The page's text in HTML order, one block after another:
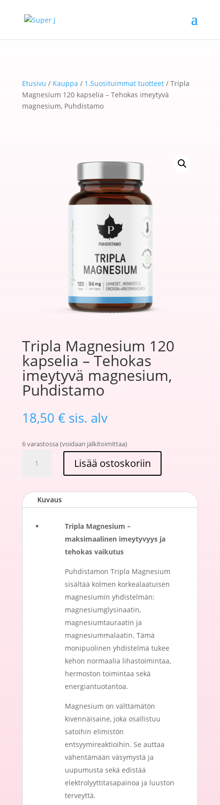
Etusivu / Kauppa / 1.Suosituimmat tuotteet/ Tripla
Magnesium 120 kapselia – Tehokas imeytyvä
magnesium, Puhdistamo
Tripla Magnesium 120
kapselia – Tehokas
imeytyvä magnesium,
Puhdistamo
18,50 € sis. alv
6 varastossa (voidaan jälkitoimittaa)
Magnesium
–
imeytyvä
Lisää ostoskoriin
Kuvaus
Tripla Magnesium –
maksimaalinen imeytyvyys ja
tehokas vaikutus
Puhdistamon Tripla Magnesium
sisältää kolmen korkealaatuisen
magnesiumin yhdistelmän:
magnesiumglysinaatin,
magnesiumtauraatin ja
magnesiummalaatin. Tämä
monipuolinen yhdistelmä tukee
kehon normaalia lihastoimintaa,
hermoston toimintaa sekä
energiantuotantoa.
Magnesium on välttämätön
kivennäisaine, joka osallistuu
satoihin elimistön
entsyymireaktioihin. Se auttaa
vähentämään väsymystä ja
uupumusta sekä edistää
elektrolyyttitasapainoa ja luuston
terveyttä.